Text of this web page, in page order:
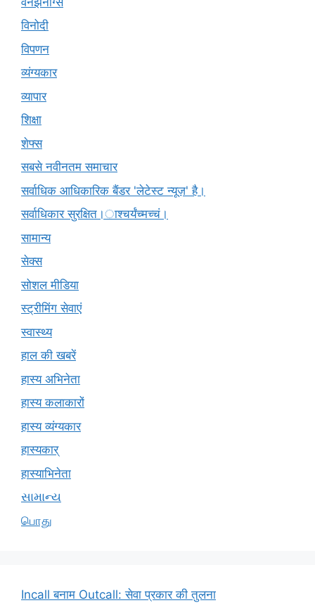
विनोदी
विपणन
व्यंग्यकार
व्यापार
शिक्षा
शेफ्स
सबसे नवीनतम समाचार
सर्वाधिक आधिकारिक बैंडर 'लेटेस्ट न्यूज़' है।
सर्वाधिकार सुरक्षित।ाश्चर्यंच्मच्चं।
सामान्य
सेक्स
सोशल मीडिया
स्ट्रीमिंग सेवाएं
स्वास्थ्य
हाल की खबरें
हास्य अभिनेता
हास्य कलाकारों
हास्य व्यंग्यकार
हास्यकार्
हास्याभिनेता
સામાન્ય
பொது
Incall बनाम Outcall: सेवा प्रकार की तुलना